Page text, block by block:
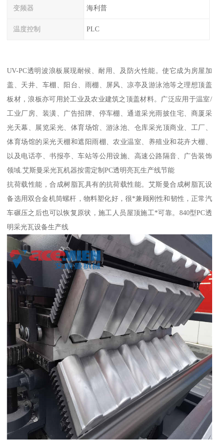
变频器 海利普
温度控制 PLC
UV-PC透明波浪板展现耐候、耐用、及防火性能。使它成为房屋加
盖、天井、车棚、阳台、雨棚、屏风、凉亭及游泳池等之理想顶盖
板材，浪板亦可用於工业及农业建筑之顶盖材料。广泛应用于温室/
工业厂房、装潢、广告招牌、停车棚、通道采光雨披住宅、商厦采
光天幕、展览采光、体育场馆、游泳池、仓库采光顶商业、工厂、
体育场馆的采光天棚和遮阳雨棚、农业温室、养殖业和花卉大棚、
以及电话亭、书报亭、车站等公用设施、高速公路隔音、广告装饰
领域.艾斯曼采光瓦机器按需定制PC透明亮瓦生产线节能
抗荷载性能，合成树脂瓦具有的抗荷载性能。艾斯曼合成树脂瓦设
备选用双合金机筒螺杆，物料塑化好，很*兼顾刚性和韧性，正常汽
车碾压之后也可以恢复原状，施工人员屋顶施工*可靠。840型PC透
明采光瓦设备生产线